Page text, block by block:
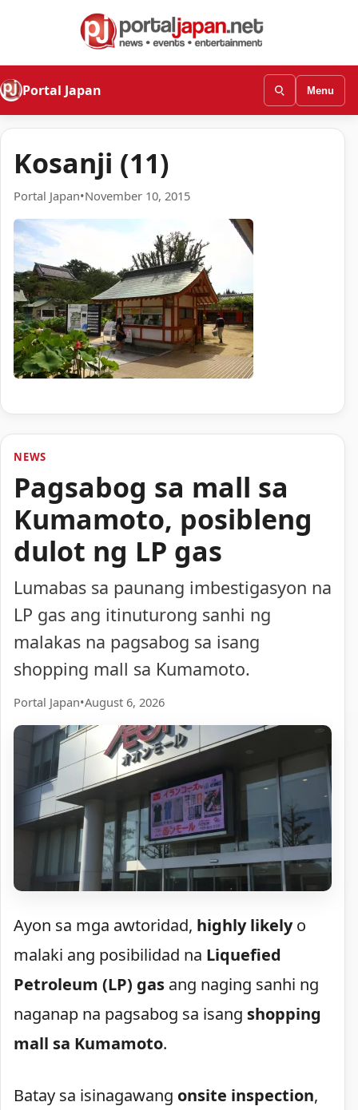
Portal Japan Menu
Kosanji (11)
Portal Japan•November 10, 2015
NEWS
Pagsabog sa mall sa
Kumamoto, posibleng
dulot ng LP gas
Lumabas sa paunang imbestigasyon na
LP gas ang itinuturong sanhi ng
malakas na pagsabog sa isang
shopping mall sa Kumamoto.
Portal Japan•August 6, 2026
Ayon sa mga awtoridad, highly likelyo
malaki ang posibilidad na Liquefied
Petroleum (LP) gas ang naging sanhi ng
naganap na pagsabog sa isang shopping
mall sa Kumamoto.
Batay sa isinagawang onsite inspection,